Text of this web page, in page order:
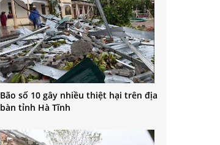
Bão số 10 gây nhiều thiệt hại trên địa
bàn tỉnh Hà Tĩnh